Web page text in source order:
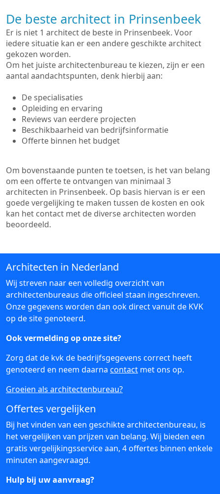
De beste architect in Prinsenbeek
Er is niet 1 architect de beste in Prinsenbeek. Voor
iedere situatie kan er een andere geschikte architect
gekozen worden.
Om het juiste architectenbureau te kiezen, zijn er een
aantal aandachtspunten, denk hierbij aan:
De specialisaties
Opleiding en ervaring
Reviews van eerdere projecten
Beschikbaarheid van bedrijfsinformatie
Offerte binnen het budget
Om bovenstaande punten te toetsen, is het van belang
om een offerte te ontvangen van minimaal 3
architecten in Prinsenbeek. Op basis hiervan is er een
goede vergelijking te maken tussen de kosten en ook
kan het contact met de diverse architecten worden
beoordeeld.
Architecten in Nederland
Wij streven naar een volledig overzicht van
architectenbureaus die officieel staan ingeschreven.
Onze gegevens worden dan ook direct vanuit de KVK
op de site genoteerd.
Ook vermelding op onze site?
Zorg dat de kvk de bedrijfsgegevens correct heeft
genoteerd en neem daarna contact met ons op.
Groeien als architectenbureau?
Offertes vergelijken
Bij het vinden van een geschikte architectenbureau, is
het vergelijken van prijzen van belang. Wij bieden een
gratis vergelijkingsservice aan, 4 offertes binnen enkele
minuten aangevraagd.
Hulp bij uw aanvraag?